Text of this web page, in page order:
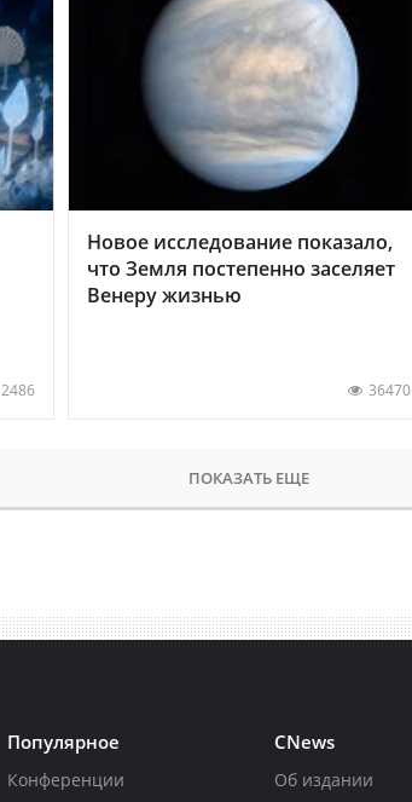
2486
Новое исследование показало,
что Земля постепенно заселяет
Венеру жизнью
36470
ПОКАЗАТЬ ЕЩЕ
Популярное
Конференции
CNews
Об издании